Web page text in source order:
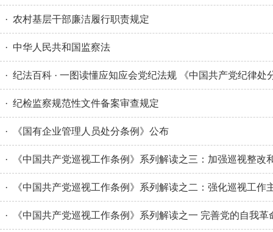
· 农村基层干部廉洁履行职责规定
· 中华人民共和国监察法
· 纪法百科 · 一图读懂应知应会党纪法规 《中国共产党纪律处
· 纪检监察规范性文件备案审查规定
· 《国有企业管理人员处分条例》公布
· 《中国共产党巡视工作条例》系列解读之三：加强巡视整改
· 《中国共产党巡视工作条例》系列解读之二：强化巡视工作
· 《中国共产党巡视工作条例》系列解读之一 完善党的自我